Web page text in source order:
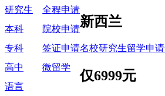
研究生
全程申请
新西兰
名校研究生留学申
仅6999元
本科
院校申请
专科
签证申请
高中
微留学
语言